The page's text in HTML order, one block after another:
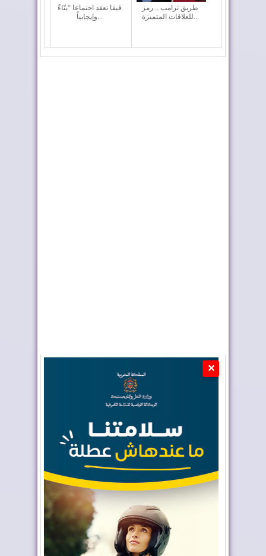
فيفا تعقد اجتماعا “بنّاءً
طريق ترامب .. رمز
✕